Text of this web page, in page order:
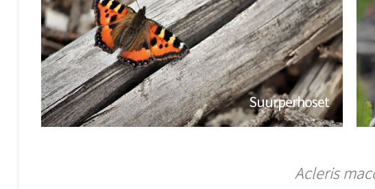
Suurperhoset
Acleris